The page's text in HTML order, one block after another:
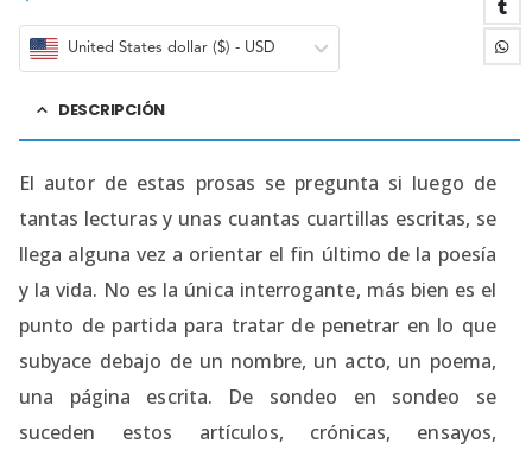
United States dollar ($) - USD
DESCRIPCIÓN
El autor de estas prosas se pregunta si luego de
tantas lecturas y unas cuantas cuartillas escritas, se
llega alguna vez a orientar el fin último de la poesía
y la vida. No es la única interrogante, más bien es el
punto de partida para tratar de penetrar en lo que
subyace debajo de un nombre, un acto, un poema,
una página escrita. De sondeo en sondeo se
suceden estos artículos, crónicas, ensayos,